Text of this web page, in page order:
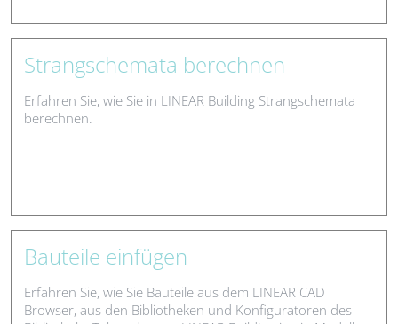
Strangschemata berechnen
Erfahren Sie, wie Sie in LINEAR Building Strangschemata
berechnen.
Bauteile einfügen
Erfahren Sie, wie Sie Bauteile aus dem LINEAR CAD
Browser, aus den Bibliotheken und Konfiguratoren des